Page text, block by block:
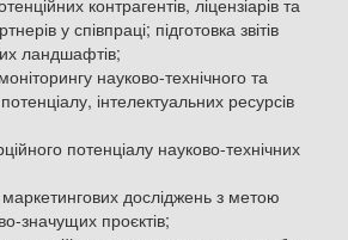
контрагентів, ліцензіарів та
у співпраці; підготовка звітів
ландшафтів;
науково-технічного та
інтелектуальних ресурсів
потенціалу науково-технічних
досліджень з метою
значущих проєктів;